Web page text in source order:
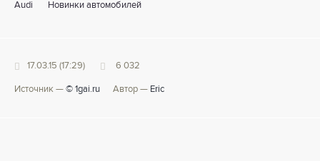
Audi Новинки автомобилей
17.03.15 (17:29) 6 032
Источник — © 1gai.ru Автор — Eric